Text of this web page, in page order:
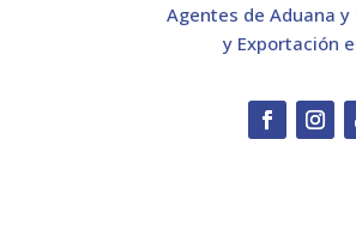
Agentes de Aduana
y Exportación